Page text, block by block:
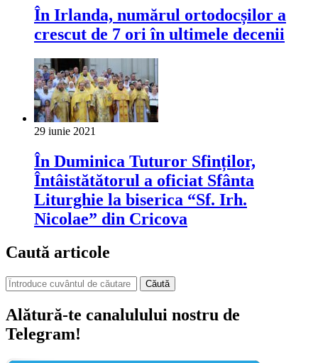
În Irlanda, numărul ortodocșilor a
crescut de 7 ori în ultimele decenii
29 iunie 2021
În Duminica Tuturor Sfinților,
Întâistătătorul a oficiat Sfânta
Liturghie la biserica “Sf. Irh.
Nicolae” din Cricova
Caută articole
Căută
Alătură-te canalulului nostru de
Telegram!